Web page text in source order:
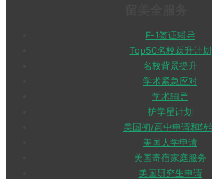
F-1签证辅导
Top50名校跃升计划
名校背景提升
学术紧急应对
学术辅导
护学星计划
美国初/高中申请和转
美国大学申请
美国寄宿家庭服务
美国研究生申请